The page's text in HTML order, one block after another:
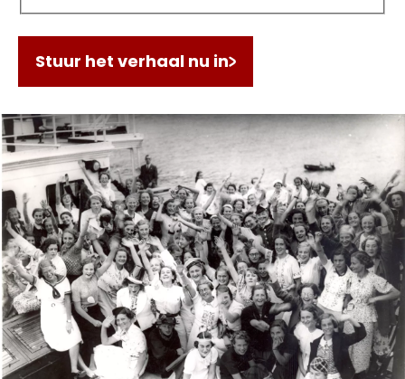
Stuur het verhaal nu in